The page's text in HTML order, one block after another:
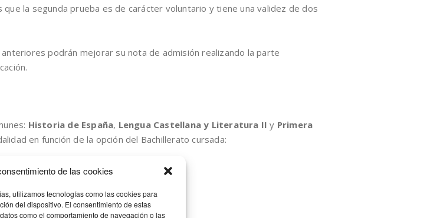
de las cookies
utilizamos tecnologías como las cookies para
del dispositivo. El consentimiento de estas
como el comportamiento de navegación o las
la segunda prueba es de carácter voluntario y tiene una validez de dos
podrán mejorar su nota de admisión realizando la parte
Historia de España, Lengua Castellana y Literatura IIy Primera
en función de la opción del Bachillerato cursada: